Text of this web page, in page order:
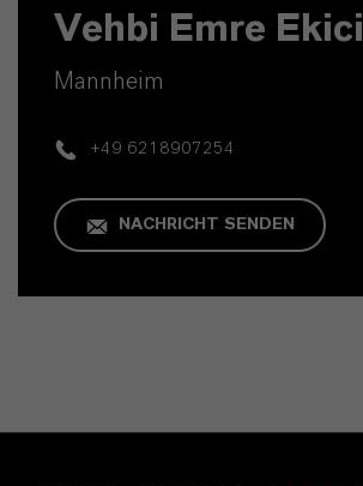
Vehbi Emre Ekici
Mannheim
+49 6218907254
NACHRICHT SENDEN